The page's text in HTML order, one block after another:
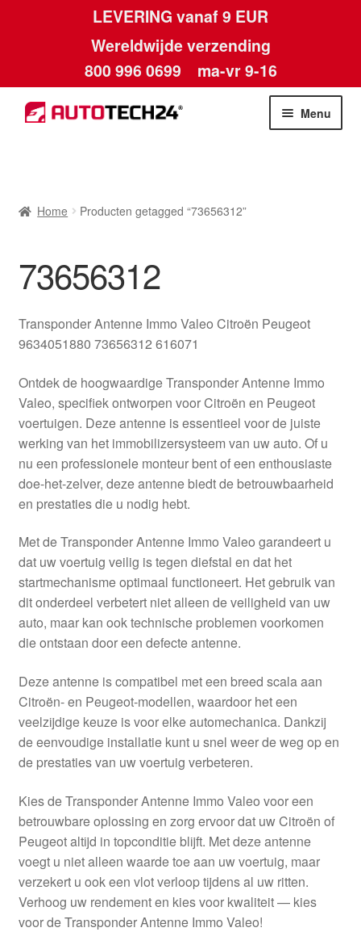
LEVERING vanaf 9 EUR
Wereldwijde verzending
800 996 0699 ma-vr 9-16
Ga
door
Ga
naar
Menu
Betalingen
Contact
Klachten
Klachtenprocedure
Levering
Mijn account
Over ons
Privacybeleid
Winkelwagen
Home Producten getagged “73656312”
73656312
Transponder Antenne Immo Valeo Citroën Peugeot
9634051880 73656312 616071
Ontdek de hoogwaardige Transponder Antenne Immo
Valeo, specifiek ontworpen voor Citroën en Peugeot
voertuigen. Deze antenne is essentieel voor de juiste
werking van het immobilizersysteem van uw auto. Of u
nu een professionele monteur bent of een enthousiaste
doe-het-zelver, deze antenne biedt de betrouwbaarheid
en prestaties die u nodig hebt.
Met de Transponder Antenne Immo Valeo garandeert u
dat uw voertuig veilig is tegen diefstal en dat het
startmechanisme optimaal functioneert. Het gebruik van
dit onderdeel verbetert niet alleen de veiligheid van uw
auto, maar kan ook technische problemen voorkomen
die ontstaan door een defecte antenne.
Deze antenne is compatibel met een breed scala aan
Citroën- en Peugeot-modellen, waardoor het een
veelzijdige keuze is voor elke automechanica. Dankzij
de eenvoudige installatie kunt u snel weer de weg op en
de prestaties van uw voertuig verbeteren.
Kies de Transponder Antenne Immo Valeo voor een
betrouwbare oplossing en zorg ervoor dat uw Citroën of
Peugeot altijd in topconditie blijft. Met deze antenne
voegt u niet alleen waarde toe aan uw voertuig, maar
verzekert u ook een vlot verloop tijdens al uw ritten.
Verhoog uw rendement en kies voor kwaliteit — kies
voor de Transponder Antenne Immo Valeo!